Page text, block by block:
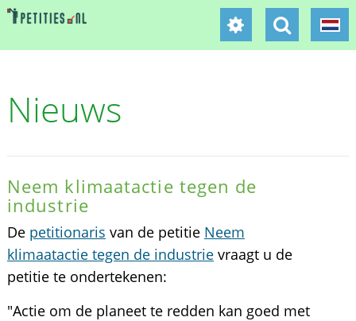
Nieuws
Neem klimaatactie tegen de
industrie
De petitionaris van de petitie Neem
klimaatactie tegen de industrievraagt u de
petitie te ondertekenen:
"Actie om de planeet te redden kan goed met